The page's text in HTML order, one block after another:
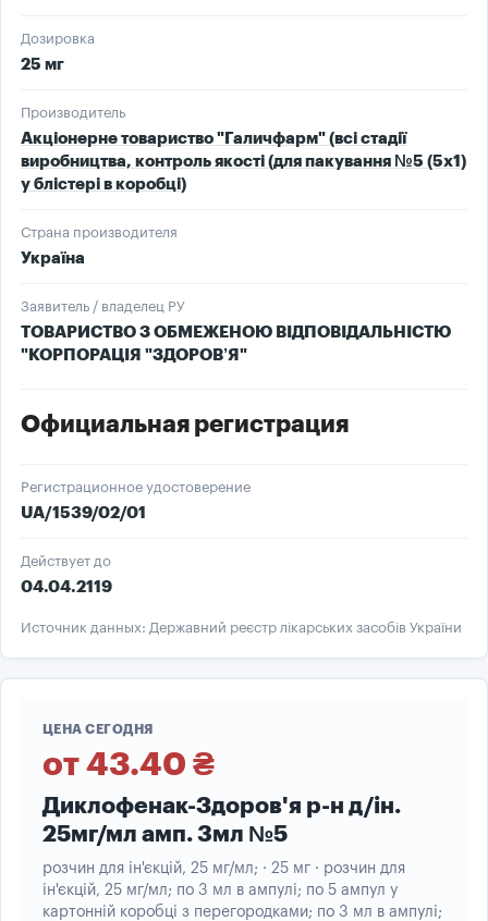
Дозировка
25 мг
Производитель
Акціонерне товариство "Галичфарм" (всі стадії
виробництва, контроль якості (для пакування №5 (5х1)
у блістері в коробці)
Страна производителя
Україна
Заявитель / владелец РУ
ТОВАРИСТВО З ОБМЕЖЕНОЮ ВІДПОВІДАЛЬНІСТЮ
"КОРПОРАЦІЯ "ЗДОРОВ’Я"
Официальная регистрация
Регистрационное удостоверение
UA/1539/02/01
Действует до
04.04.2119
Источник данных: Державний реєстр лікарських засобів України
ЦЕНА СЕГОДНЯ
от 43.40 ₴
Диклофенак-Здоров'я р-н д/ін.
25мг/мл амп. 3мл №5
розчин для ін'єкцій, 25 мг/мл; · 25 мг · розчин для
ін'єкцій, 25 мг/мл; по 3 мл в ампулі; по 5 ампул у
картонній коробці з перегородками; по 3 мл в ампулі;